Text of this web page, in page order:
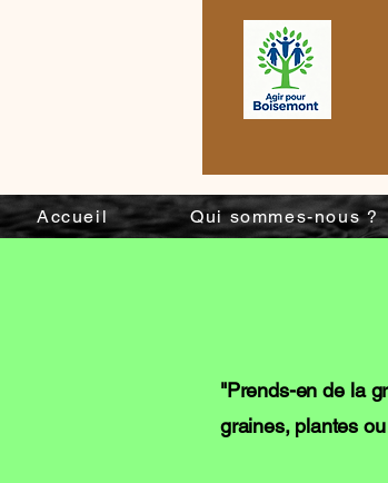
Accueil Qui sommes-nous ?
"Prends-en de la
graines, plantes